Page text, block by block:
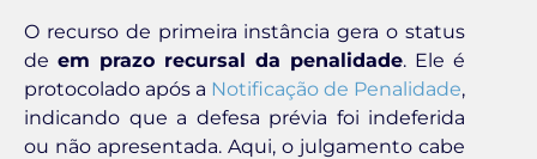
O recurso de primeira instância gera o status
de em prazo recursal da penalidade. Ele é
protocolado após a Notificação de Penalidade,
indicando que a defesa prévia foi indeferida
ou não apresentada. Aqui, o julgamento cabe